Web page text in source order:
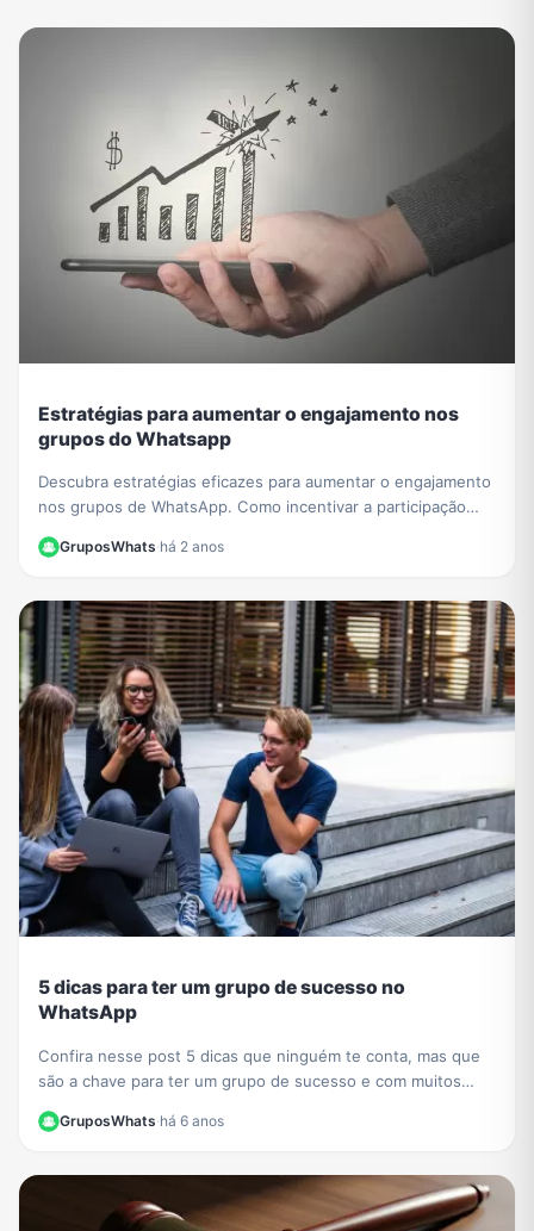
Estratégias para aumentar o engajamento nos
grupos do Whatsapp
Descubra estratégias eficazes para aumentar o engajamento
nos grupos de WhatsApp. Como incentivar a participação
ativa e envolvente, compartilhar conteúdo relevante e criar
um ambiente conectado. Saiba mais!
GruposWhats·há 2 anos
5 dicas para ter um grupo de sucesso no
WhatsApp
Confira nesse post 5 dicas que ninguém te conta, mas que
são a chave para ter um grupo de sucesso e com muitos
GruposWhats·há 6 anos